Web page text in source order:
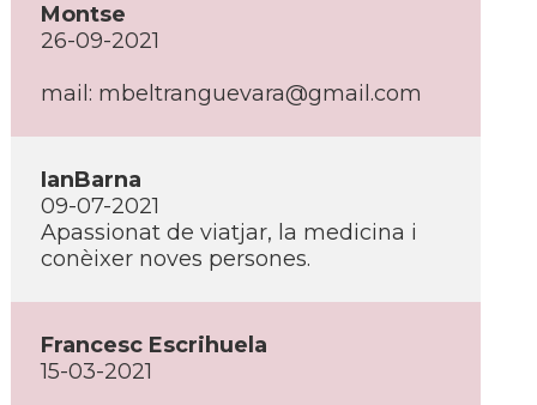
Montse
26-09-2021
mail: mbeltranguevara@gmail.com
IanBarna
09-07-2021
Apassionat de viatjar, la medicina i
conèixer noves persones.
Francesc Escrihuela
15-03-2021